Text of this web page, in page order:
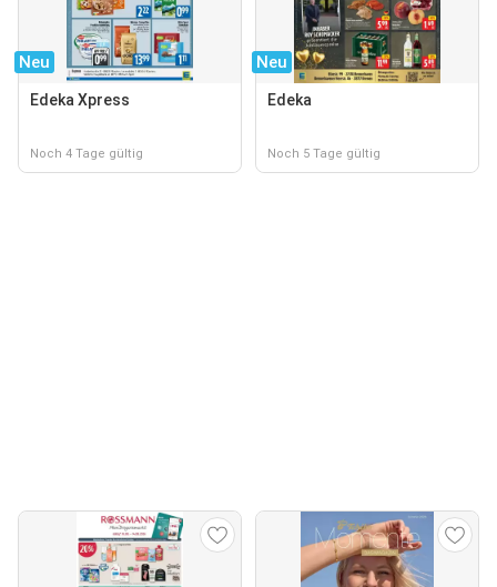
Neu
Edeka Xpress
Noch 4 Tage gültig
Neu
Edeka
Noch 5 Tage gültig